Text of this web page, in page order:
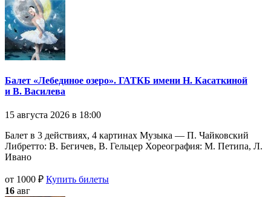
Балет «Лебединое озеро». ГАТКБ имени Н. Касаткиной
и В. Василева
15 августа 2026 в 18:00
Балет в 3 действиях, 4 картинах Музыка — П. Чайковский
Либретто: В. Бегичев, В. Гельцер Хореография: М. Петипа, Л.
Ивано
от 1000 ₽ Купить билеты
16 авг